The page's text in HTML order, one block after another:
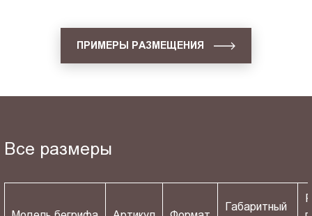
ПРИМЕРЫ РАЗМЕЩЕНИЯ
Все размеры
Габаритный